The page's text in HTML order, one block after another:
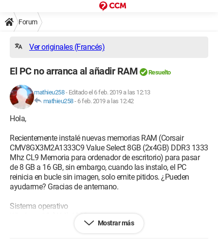
Forum
Ver originales (Francés)
El PC no arranca al añadir RAM Resuelto
mathieu258- Editado el 6 feb. 2019 a las 12:13
mathieu258- 6 feb. 2019 a las 12:42
Hola,
Recientemente instalé nuevas memorias RAM (Corsair
CMV8GX3M2A1333C9 Value Select 8GB (2x4GB) DDR3 1333
Mhz CL9 Memoria para ordenador de escritorio) para pasar
de 8 GB a 16 GB, sin embargo, cuando las instalo, el PC
reinicia en bucle sin imagen, solo emite pitidos. ¿Pueden
ayudarme? Gracias de antemano.
Sistema operativo
Windows 10 ‎(X64)‎ 1803
Fecha de instalación: 13/05/2018
Mostrar más